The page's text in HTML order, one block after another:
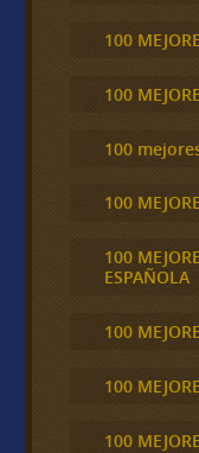
100
100
100
100
100
ESPAÑOLA
100
100
100